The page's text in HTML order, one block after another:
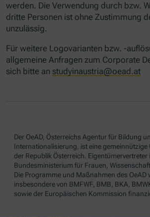
werden. Die Verwendung durch bzw.
dritte Personen ist ohne Zustimmung
unzulässig.
Für weitere Logovarianten bzw. -
allgemeine Anfragen zum Corporate
sich bitte an studyinaustria@oead.at
Der OeAD, Österreichs Agentur für Bildung
Internationalisierung, ist eine gemeinnützige
der Republik Österreich. Eigentümervertreter
Bundesministerium für Frauen,
Die Programme und Maßnahmen des OeAD
insbesondere von BMFWF, BMB, BKA,
sowie der Europäischen Kommission